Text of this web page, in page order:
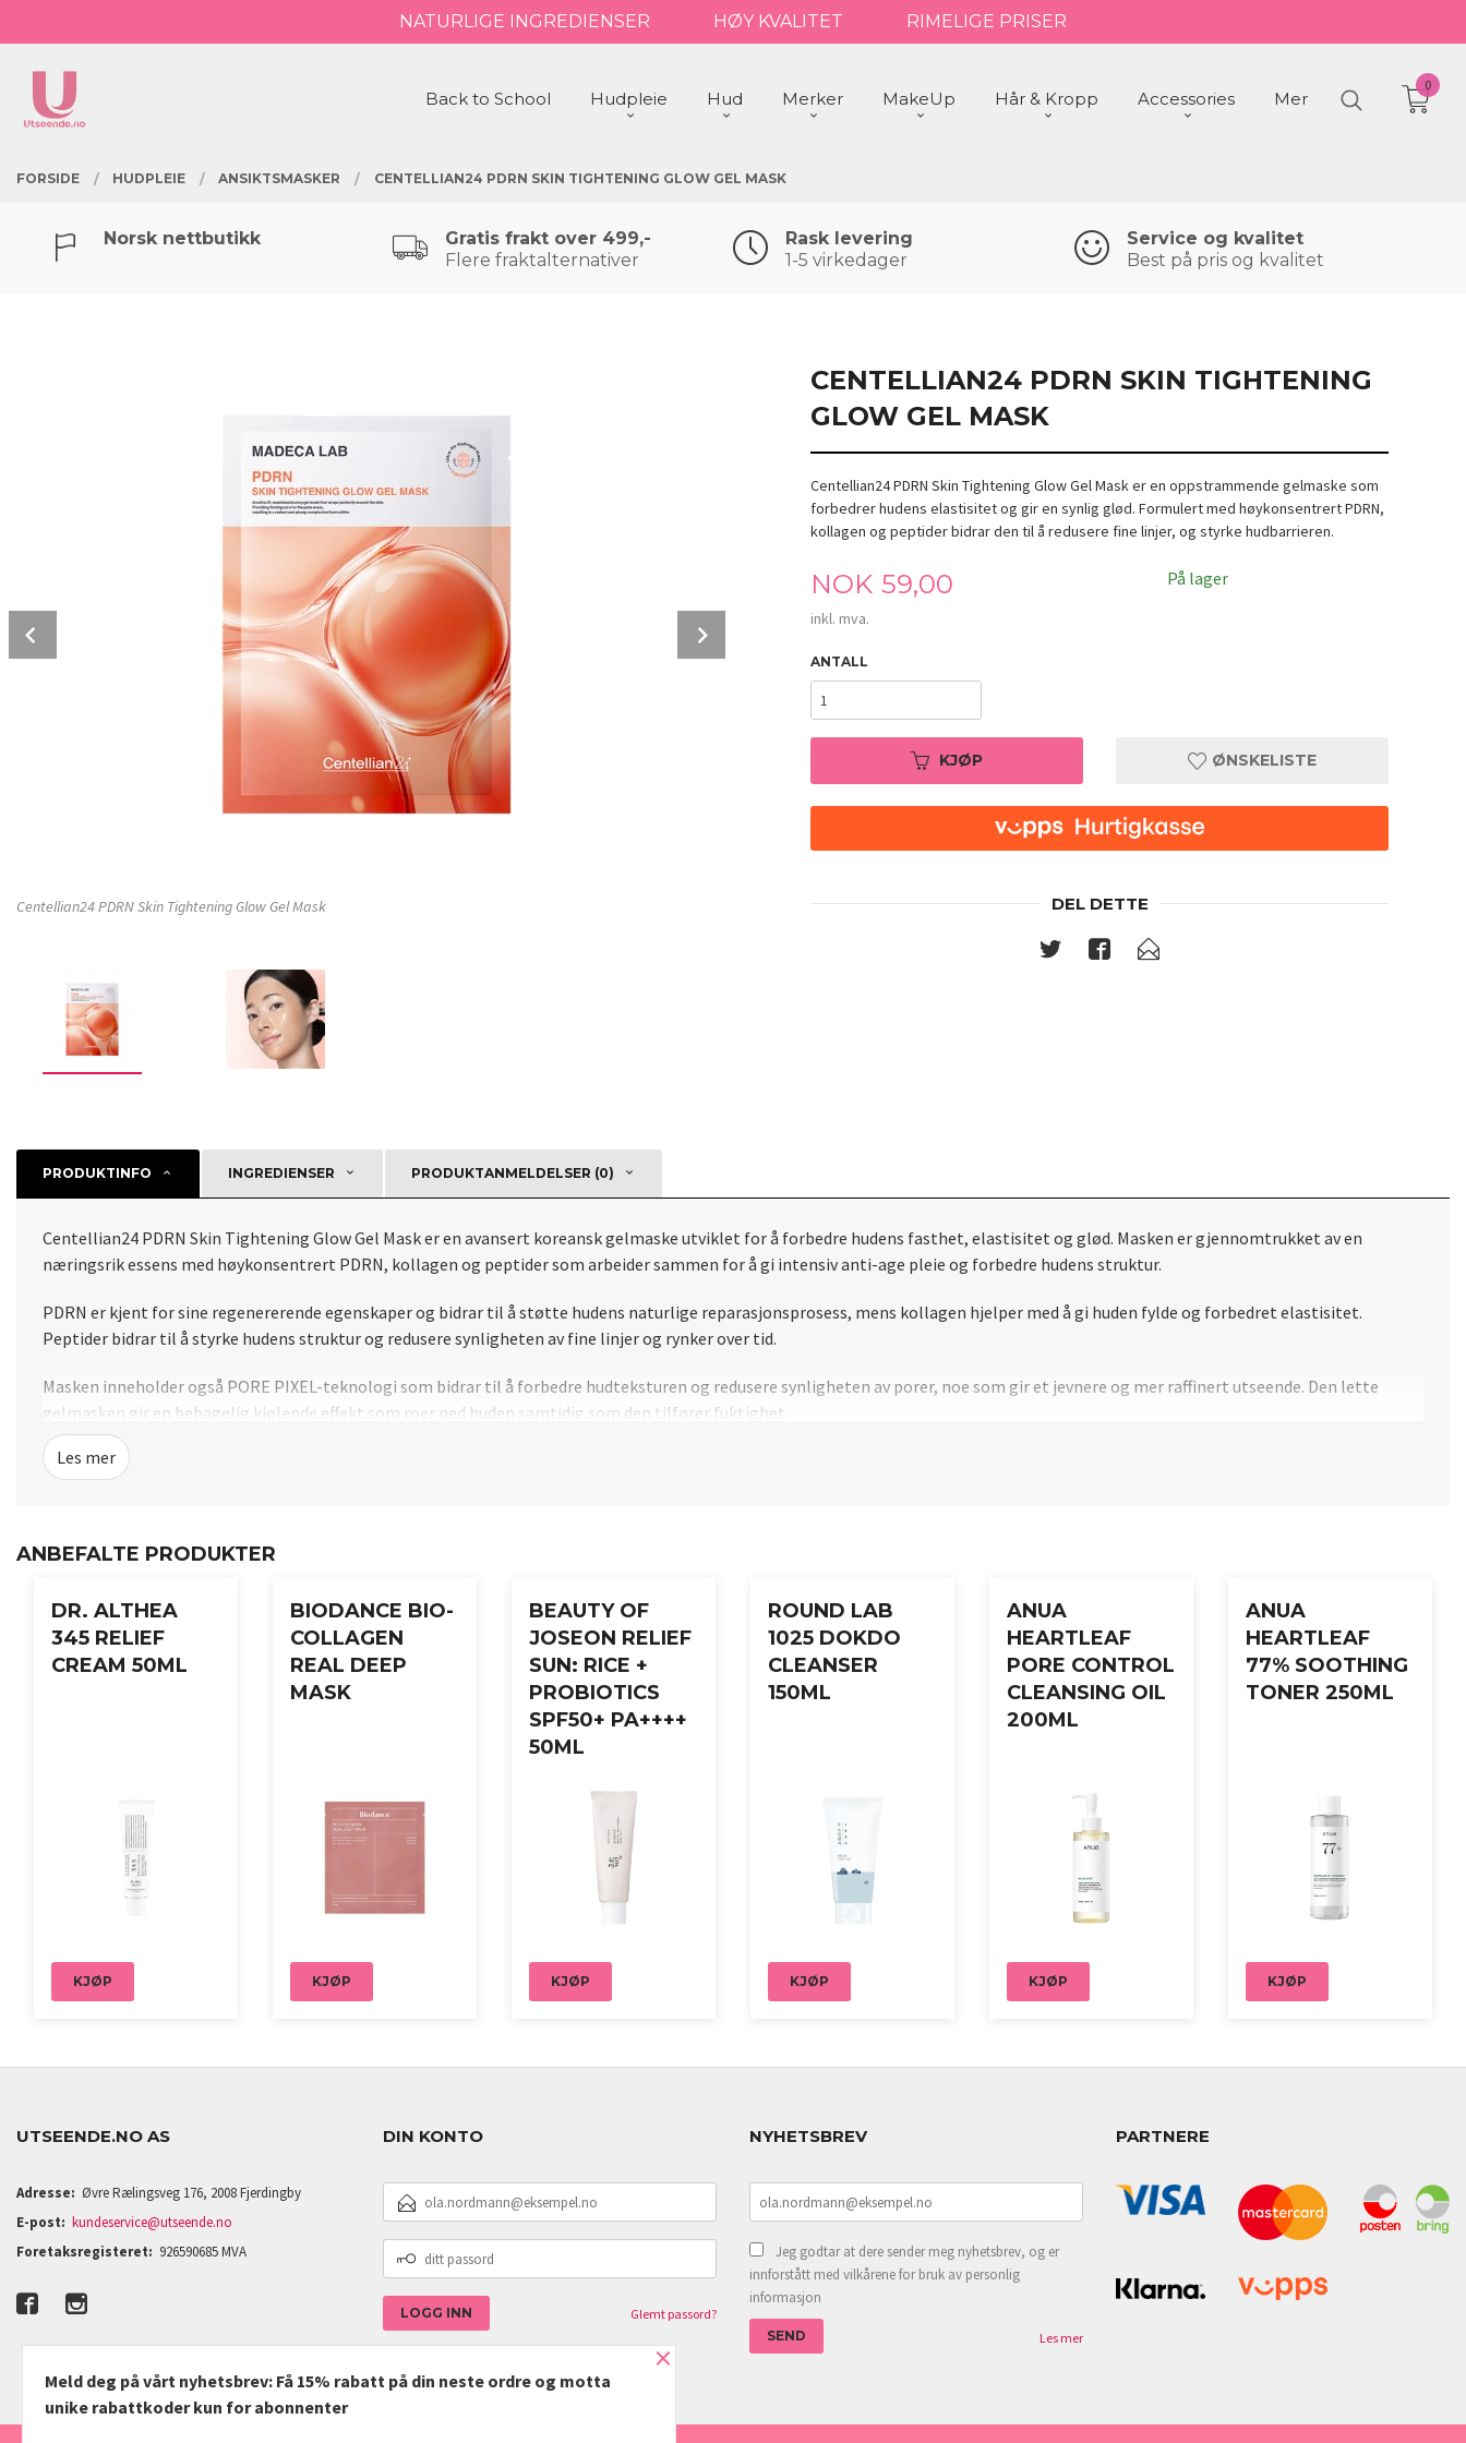
til
NATURLIGE INGREDIENSER HØY KVALITET RIMELIGE PRISER
PRODUKTER
Back to School Hudpleie Hud Merker MakeUp Hår & Kropp Accessories Mer
0
FORSIDE HUDPLEIE ANSIKTSMASKER CENTELLIAN24 PDRN SKIN TIGHTENING GLOW GEL MASK
Norsk nettbutikk
Gratis frakt over 499,-
Flere fraktalternativer
Rask levering
1-5 virkedager
Service og kvalitet
Best på pris og kvalitet
Centellian24 PDRN Skin Tightening Glow Gel Mask Centellian24 PDRN Skin Tightening Glow Gel Mask
CENTELLIAN24 PDRN SKIN TIGHTENING
GLOW GEL MASK
Centellian24 PDRN Skin Tightening Glow Gel Mask er en oppstrammende gelmaske som
forbedrer hudens elastisitet og gir en synlig glød. Formulert med høykonsentrert PDRN,
kollagen og peptider bidrar den til å redusere fine linjer, og styrke hudbarrieren.
Pris
NOK 59,00
inkl. mva.
På lager
ANTALL
KJØP ØNSKELISTE
DEL DETTE
PRODUKTINFO INGREDIENSER PRODUKTANMELDELSER (0)
Centellian24 PDRN Skin Tightening Glow Gel Mask er en avansert koreansk gelmaske utviklet for å forbedre hudens fasthet, elastisitet og glød. Masken er gjennomtrukket av en
næringsrik essens med høykonsentrert PDRN, kollagen og peptider som arbeider sammen for å gi intensiv anti-age pleie og forbedre hudens struktur.
PDRN er kjent for sine regenererende egenskaper og bidrar til å støtte hudens naturlige reparasjonsprosess, mens kollagen hjelper med å gi huden fylde og forbedret elastisitet.
Peptider bidrar til å styrke hudens struktur og redusere synligheten av fine linjer og rynker over tid.
Masken inneholder også PORE PIXEL-teknologi som bidrar til å forbedre hudteksturen og redusere synligheten av porer, noe som gir et jevnere og mer raffinert utseende. Den lette
gelmasken gir en behagelig kjølende effekt som roer ned huden samtidig som den tilfører fuktighet.
Den todelte utformingen sikrer tett kontakt med huden for optimal absorpsjon av de aktive ingrediensene. Ved regelmessig bruk fremstår huden fastere, glattere og med en sunn,
ungdommelig glød.
Les mer
ANBEFALTE PRODUKTER
DR. ALTHEA
345 RELIEF
CREAM 50ML
KJØP
BIODANCE BIO-
COLLAGEN
REAL DEEP
MASK
KJØP
BEAUTY OF
JOSEON RELIEF
SUN: RICE +
PROBIOTICS
SPF50+ PA++++
50ML
KJØP
ROUND LAB
1025 DOKDO
CLEANSER
150ML
KJØP
ANUA
HEARTLEAF
PORE CONTROL
CLEANSING OIL
200ML
KJØP
ANUA
HEARTLEAF
77% SOOTHING
TONER 250ML
KJØP
UTSEENDE.NO AS
Adresse: Øvre Rælingsveg 176, 2008 Fjerdingby
E-post: kundeservice@utseende.no
Foretaksregisteret: 926590685 MVA
DIN KONTO
POSTADRESSE
PASSORD
Glemt passord?
NYHETSBREV
Jeg godtar at dere sender meg nyhetsbrev, og er
innforstått med vilkårene for bruk av personlig
informasjon
Les mer
PARTNERE
×
Meld deg på vårt nyhetsbrev: Få 15% rabatt på din neste ordre og motta
unike rabattkoder kun for abonnenter